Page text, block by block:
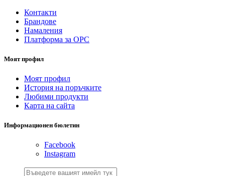
Контакти
Брандове
Намаления
Платформа за ОРС
Моят профил
Моят профил
История на поръчките
Любими продукти
Карта на сайта
Информационен бюлетин
Facebook
Instagram